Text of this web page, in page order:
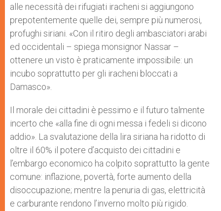
alle necessità dei rifugiati iracheni si aggiungono
prepotentemente quelle dei, sempre più numerosi,
profughi siriani. «Con il ritiro degli ambasciatori arabi
ed occidentali – spiega monsignor Nassar –
ottenere un visto è praticamente impossibile: un
incubo soprattutto per gli iracheni bloccati a
Damasco».
Il morale dei cittadini è pessimo e il futuro talmente
incerto che «alla fine di ogni messa i fedeli si dicono
addio». La svalutazione della lira siriana ha ridotto di
oltre il 60% il potere d’acquisto dei cittadini e
l’embargo economico ha colpito soprattutto la gente
comune: inflazione, povertà, forte aumento della
disoccupazione; mentre la penuria di gas, elettricità
e carburante rendono l’inverno molto più rigido.